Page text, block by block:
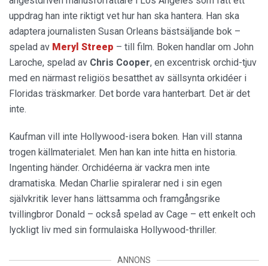
uppdrag han inte riktigt vet hur han ska hantera. Han ska
adaptera journalisten Susan Orleans bästsäljande bok –
spelad av Meryl Streep – till film. Boken handlar om John
Laroche, spelad av Chris Cooper, en excentrisk orchid-tjuv
med en närmast religiös besatthet av sällsynta orkidéer i
Floridas träskmarker. Det borde vara hanterbart. Det är det
inte.
Kaufman vill inte Hollywood-isera boken. Han vill stanna
trogen källmaterialet. Men han kan inte hitta en historia.
Ingenting händer. Orchidéerna är vackra men inte
dramatiska. Medan Charlie spiralerar ned i sin egen
självkritik lever hans lättsamma och framgångsrike
tvillingbror Donald – också spelad av Cage – ett enkelt och
lyckligt liv med sin formulaiska Hollywood-thriller.
ANNONS